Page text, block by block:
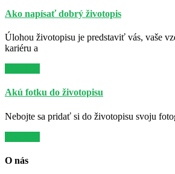
Ako napísať dobrý životopis
Úlohou životopisu je predstaviť vás, vaše
kariéru a
Akú fotku do životopisu
Nebojte sa pridať si do životopisu svoju
O nás